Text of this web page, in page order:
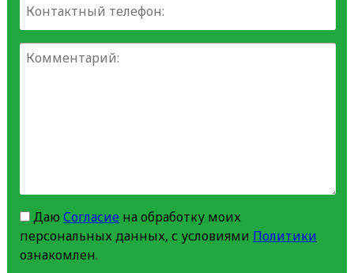
Даю Согласиена обработку моих
персональных данных, с условиями Политики
ознакомлен.